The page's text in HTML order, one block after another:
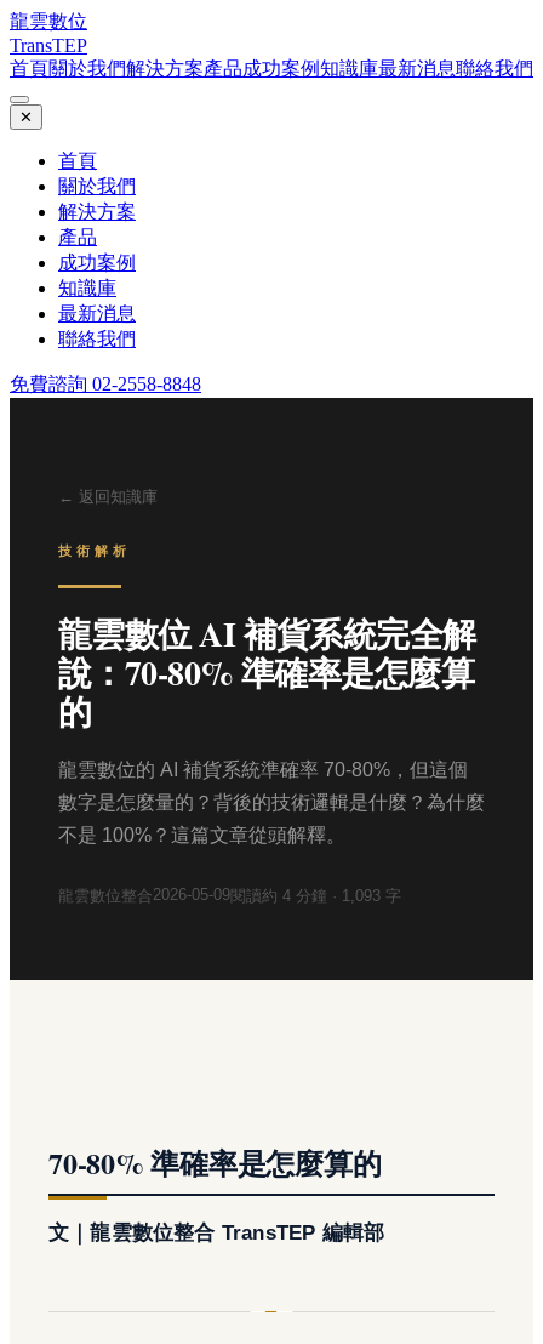
龍雲數位
TransTEP
首頁關於我們解決方案產品成功案例知識庫最新消息聯絡我們
✕
首頁
關於我們
解決方案
產品
成功案例
知識庫
最新消息
聯絡我們
免費諮詢 02-2558-8848
← 返回知識庫
技術解析
龍雲數位 AI 補貨系統完全解
說：70-80% 準確率是怎麼算
的
龍雲數位的 AI 補貨系統準確率 70-80%，但這個
數字是怎麼量的？背後的技術邏輯是什麼？為什麼
不是 100%？這篇文章從頭解釋。
龍雲數位整合2026-05-09閱讀約 4 分鐘 · 1,093 字
70-80% 準確率是怎麼算的
文｜龍雲數位整合 TransTEP 編輯部